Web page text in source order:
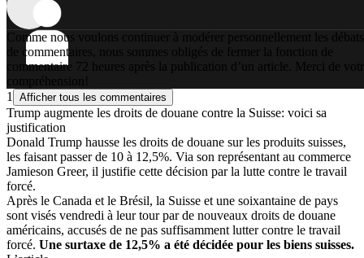
Comme nous voulons continuer à modérer personnellement les débats
de commentaires, nous sommes obligés de fermer la fonction de
commentaire 72 heures après la publication d’un article. Merci de
compréhension!
1
Afficher tous les commentaires
Trump augmente les droits de douane contre la Suisse: voici sa
justification
Donald Trump hausse les droits de douane sur les produits suisses,
les faisant passer de 10 à 12,5%. Via son représentant au commerce
Jamieson Greer, il justifie cette décision par la lutte contre le travail
forcé.
Après le Canada et le Brésil, la Suisse et une soixantaine de pays
sont visés vendredi à leur tour par de nouveaux droits de douane
américains, accusés de ne pas suffisamment lutter contre le travail
forcé. Une surtaxe de 12,5% a été décidée pour les biens suisses.